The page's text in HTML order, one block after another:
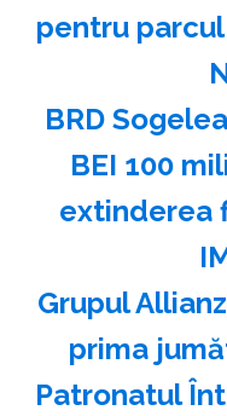
pentru
BRD
BEI 100
extinderea
Grupul
prima
Patronatul